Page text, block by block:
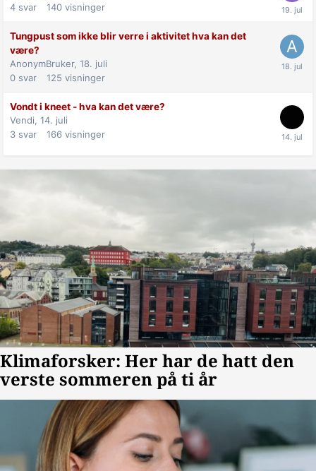
4 svar 140 visninger
Tungpust som ikke blir verre i aktivitet hva kan det
være?
AnonymBruker, 18. juli
0 svar 125 visninger
Vondt i kneet - hva kan det være?
Vendi, 14. juli
3 svar 166 visninger